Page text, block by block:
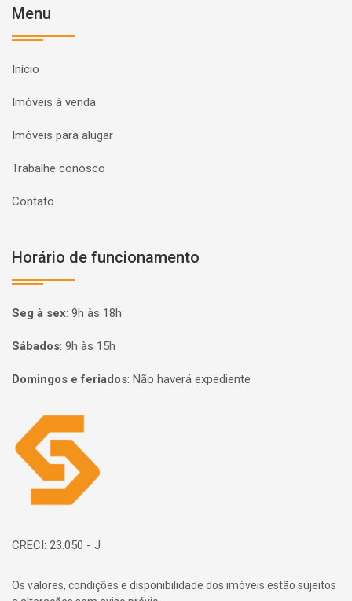
Menu
Início
Imóveis à venda
Imóveis para alugar
Trabalhe conosco
Contato
Horário de funcionamento
Seg à sex: 9h às 18h
Sábados: 9h às 15h
Domingos e feriados: Não haverá expediente
Página inicial
CRECI: 23.050 - J
Os valores, condições e disponibilidade dos imóveis estão sujeitos